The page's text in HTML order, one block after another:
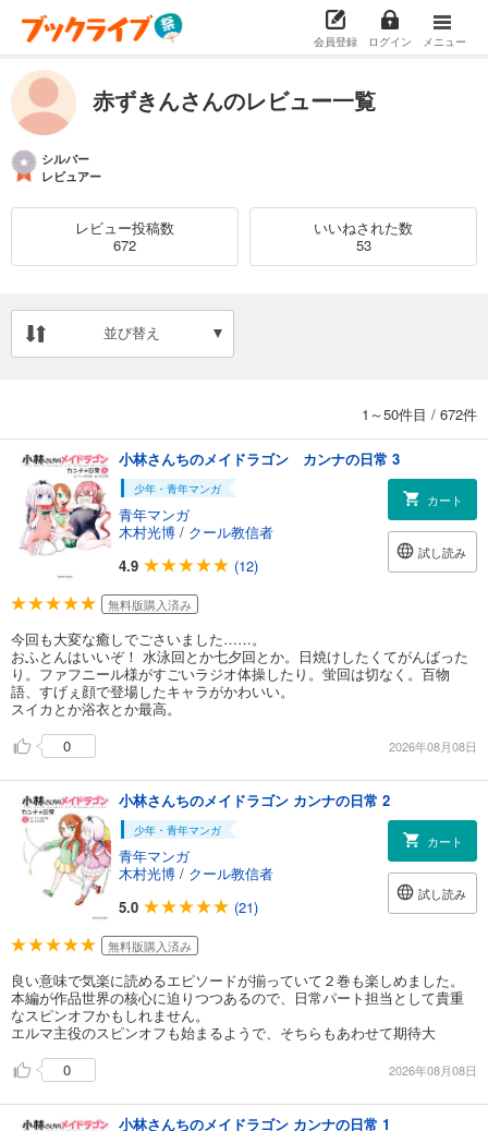
会員登録 ログイン メニュー
赤ずきんさんのレビュー一覧
シルバー
レビュアー
レビュー投稿数
672
いいねされた数
53
並び替え
1～50件目 / 672件
小林さんちのメイドラゴン カンナの日常 3
少年・青年マンガ
青年マンガ
木村光博 / クール教信者
4.9
(12)
カート
試し読み
無料版購入済み
今回も大変な癒しでごさいました……。
おふとんはいいぞ！ 水泳回とか七夕回とか。日焼けしたくてがんばった
り。ファフニール様がすごいラジオ体操したり。蛍回は切なく。百物
語、すげぇ顔で登場したキャラがかわいい。
スイカとか浴衣とか最高。
0
2026年08月08日
小林さんちのメイドラゴン カンナの日常 2
少年・青年マンガ
青年マンガ
木村光博 / クール教信者
5.0
(21)
カート
試し読み
無料版購入済み
良い意味で気楽に読めるエピソードが揃っていて２巻も楽しめました。
本編が作品世界の核心に迫りつつあるので、日常パート担当として貴重
なスピンオフかもしれません。
エルマ主役のスピンオフも始まるようで、そちらもあわせて期待大
0
2026年08月08日
小林さんちのメイドラゴン カンナの日常 1